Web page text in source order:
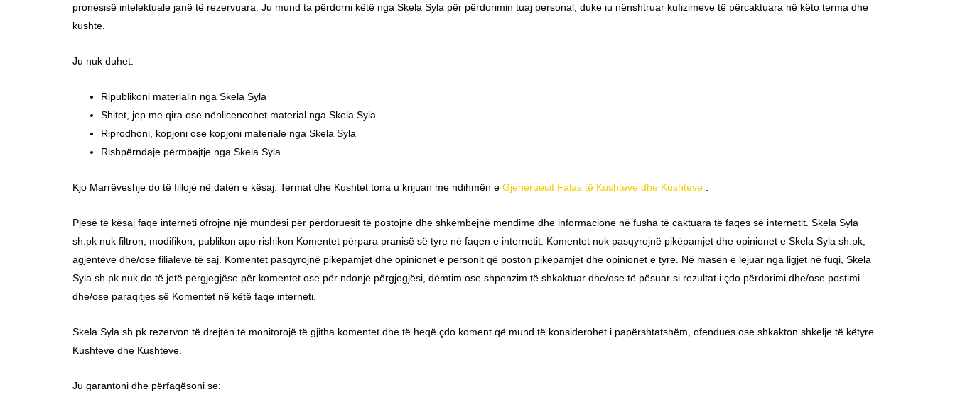
pronësisë intelektuale janë të rezervuara. Ju mund ta përdorni këtë nga Skela Syla për përdorimin tuaj personal, duke iu nënshtruar kufizimeve të përcaktuara në këto terma dhe
kushte.
Ju nuk duhet:
Ripublikoni materialin nga Skela Syla
Shitet, jep me qira ose nënlicencohet material nga Skela Syla
Riprodhoni, kopjoni ose kopjoni materiale nga Skela Syla
Rishpërndaje përmbajtje nga Skela Syla
Kjo Marrëveshje do të fillojë në datën e kësaj. Termat dhe Kushtet tona u krijuan me ndihmën e Gjeneruesit Falas të Kushteve dhe Kushteve
Pjesë të kësaj faqe interneti ofrojnë një mundësi për përdoruesit të postojnë dhe shkëmbejnë mendime dhe informacione në fusha të caktuara të faqes së internetit. Skela Syla
sh.pk nuk filtron, modifikon, publikon apo rishikon Komentet përpara pranisë së tyre në faqen e internetit. Komentet nuk pasqyrojnë pikëpamjet dhe opinionet e Skela Syla sh.pk,
agjentëve dhe/ose filialeve të saj. Komentet pasqyrojnë pikëpamjet dhe opinionet e personit që poston pikëpamjet dhe opinionet e tyre. Në masën e lejuar nga ligjet në fuqi, Skela
Syla sh.pk nuk do të jetë përgjegjëse për komentet ose për ndonjë përgjegjësi, dëmtim ose shpenzim të shkaktuar dhe/ose të pësuar si rezultat i çdo përdorimi dhe/ose postimi
dhe/ose paraqitjes së Komentet në këtë faqe interneti.
Skela Syla sh.pk rezervon të drejtën të monitorojë të gjitha komentet dhe të heqë çdo koment që mund të konsiderohet i papërshtatshëm, ofendues ose shkakton shkelje të këtyre
Kushteve dhe Kushteve.
Ju garantoni dhe përfaqësoni se: